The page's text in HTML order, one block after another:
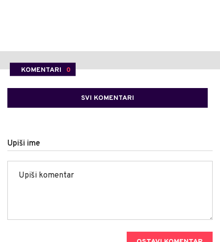
KOMENTARI 0
SVI KOMENTARI
Upiši ime